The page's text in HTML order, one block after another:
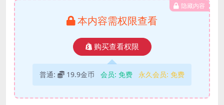
隐藏内容
本内容需权限查看
购买查看权限
普通: 19.9金币 会员: 免费 永久会员: 免费